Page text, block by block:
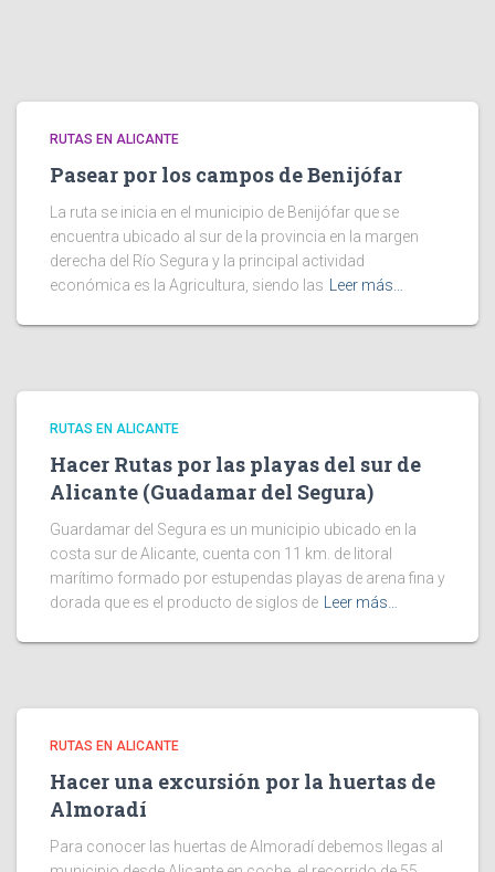
RUTAS EN ALICANTE
Pasear por los campos de Benijófar
La ruta se inicia en el municipio de Benijófar que se
encuentra ubicado al sur de la provincia en la margen
derecha del Río Segura y la principal actividad
económica es la Agricultura, siendo las
Leer más…
RUTAS EN ALICANTE
Hacer Rutas por las playas del sur de
Alicante (Guadamar del Segura)
Guardamar del Segura es un municipio ubicado en la
costa sur de Alicante, cuenta con 11 km. de litoral
marítimo formado por estupendas playas de arena fina y
dorada que es el producto de siglos de
Leer más…
RUTAS EN ALICANTE
Hacer una excursión por la huertas de
Almoradí
Para conocer las huertas de Almoradí debemos llegas al